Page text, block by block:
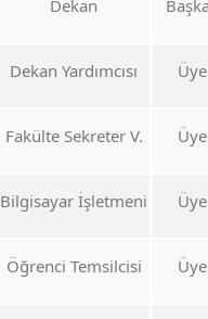
Dekan
Dekan Yardımcısı Üye
Fakülte Sekreter V. Üye
Bilgisayar İşletmeni Üye
Öğrenci Temsilcisi Üye